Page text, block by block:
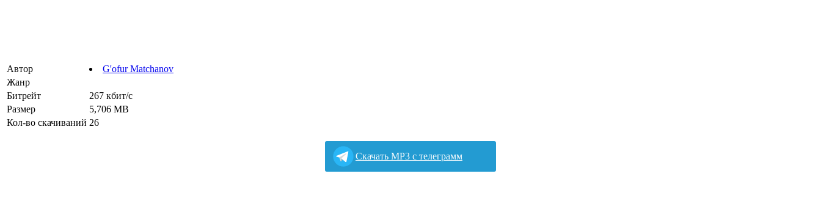
Автор
G'ofur Matchanov
Жанр
Битрейт
267 кбит/с
Размер
5,706 MB
Кол-во скачиваний 26
Cкачать MP3 с телеграмм